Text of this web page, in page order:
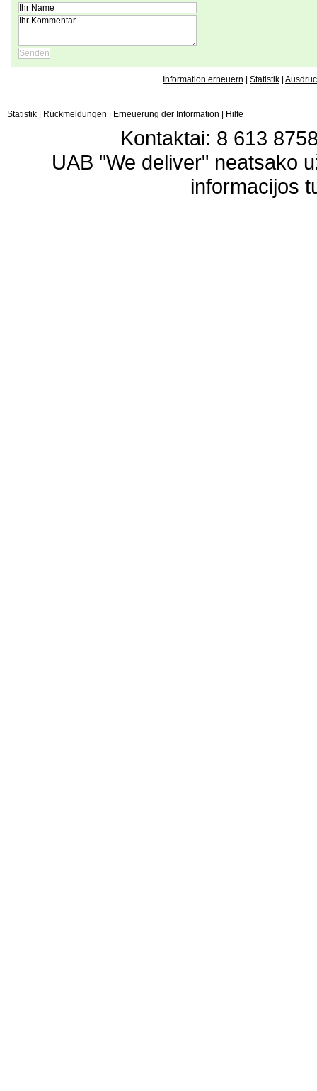
Information erneuern Statistik
Statistik Rückmeldungen Erneuerung der Information Hilfe
Kontaktai: 8 613
UAB "We deliver" neatsako
informacijos